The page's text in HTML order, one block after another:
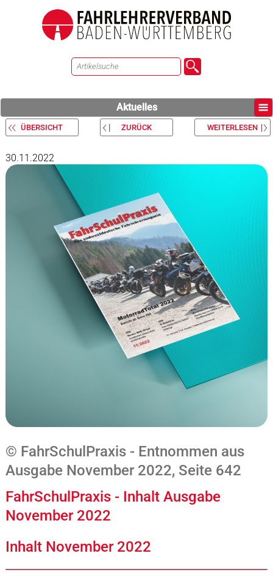
Aktuelles
ÜBERSICHT ZURÜCK WEITERLESEN
30.11.2022
© FahrSchulPraxis - Entnommen aus
Ausgabe November 2022, Seite 642
FahrSchulPraxis - Inhalt Ausgabe
November 2022
Inhalt November 2022